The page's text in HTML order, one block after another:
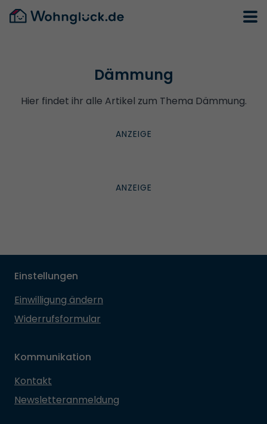
Dämmung
Hier findet ihr alle Artikel zum Thema Dämmung.
Einstellungen
Einwilligung ändern
Widerrufsformular
Kommunikation
Kontakt
Newsletteranmeldung